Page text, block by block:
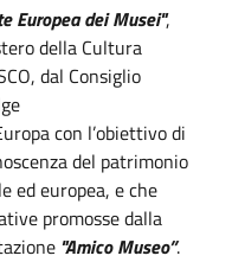
Europea dei Musei",
della Cultura
dal Consiglio
con l’obiettivo di
del patrimonio
ed europea, e che
promosse dalla
"Amico Museo”.